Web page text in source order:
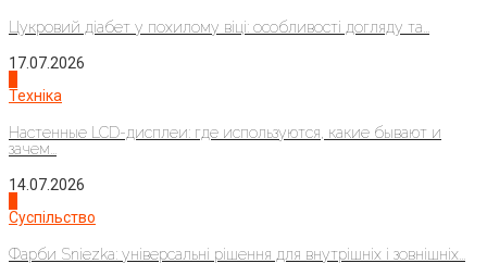
Цукровий діабет у похилому віці: особливості догляду та...
17.07.2026
Техніка
Настенные LCD-дисплеи: где используются, какие бывают и
зачем...
14.07.2026
Суспільство
Фарби Sniezka: універсальні рішення для внутрішніх і зовнішніх...